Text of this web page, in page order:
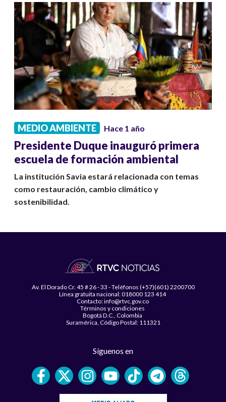
MEDIO AMBIENTE Hace 1 año
Presidente Duque inauguró primera
escuela de formación ambiental
La institución Savia estará relacionada con temas
como restauración, cambio climático y
sostenibilidad.
Av. El Dorado Cr. 45 # 26 - 33 - Teléfonos (+57)(601) 2200700
Línea gratuita nacional: 018000 123 414
Contacto: info@rtvc.gov.co
Términos y condiciones
Bogotá D.C., Colombia
Suramérica, Código Postal: 111321
Síguenos en